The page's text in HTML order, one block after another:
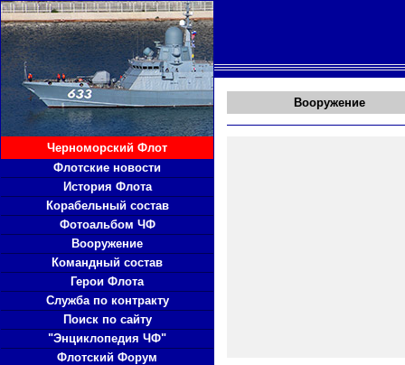
Черноморский Флот
Флотские новости
История Флота
Корабельный состав
Фотоальбом ЧФ
Вооружение
Командный состав
Герои Флота
Служба по контракту
Поиск по сайту
"Энциклопедия ЧФ"
Флотский Форум
Вооружение